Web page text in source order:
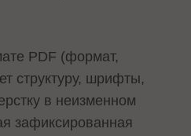
PDF (формат,
структуру, шрифты,
в неизменном
зафиксированная